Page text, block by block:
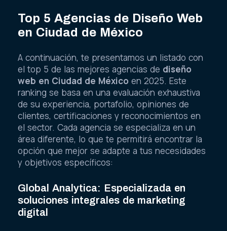
Top 5 Agencias de Diseño Web
en Ciudad de México
A continuación, te presentamos un listado con
el top 5 de las mejores agencias de diseño
web en Ciudad de México en 2025. Este
ranking se basa en una evaluación exhaustiva
de su experiencia, portafolio, opiniones de
clientes, certificaciones y reconocimientos en
el sector. Cada agencia se especializa en un
área diferente, lo que te permitirá encontrar la
opción que mejor se adapte a tus necesidades
y objetivos específicos:
Global Analytica: Especializada en
soluciones integrales de marketing
digital